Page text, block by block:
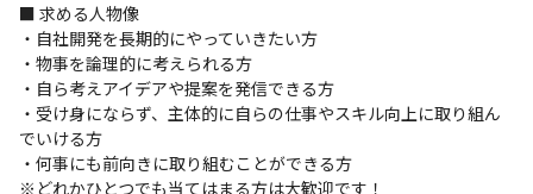
＜チーム詳細＞
・チーム全体は10名程、Mac版は2名で開発を行います
・自身の実力に応じて任せるフェーズを決定します
・入社後、基本的には一つの商品を担当します
・開発手法は配属チームによって異なります
・アジャイル開発やウォーターフォール開発のほか、これら2つの
開発手法の要素をあわせ持つ手法で開発を行うチームも存在しま
■ 求める人物像
・自社開発を長期的にやっていきたい方
・物事を論理的に考えられる方
・自ら考えアイデアや提案を発信できる方
・受け身にならず、主体的に自らの仕事やスキル向上に取り組ん
でいける方
・何事にも前向きに取り組むことができる方
※どれかひとつでも当てはまる方は大歓迎です！